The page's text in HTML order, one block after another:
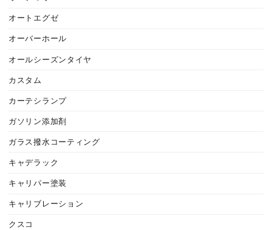
オートエグゼ
オーバーホール
オールシーズンタイヤ
カスタム
カーテシランプ
ガソリン添加剤
ガラス撥水コーティング
キャデラック
キャリパー塗装
キャリブレーション
クスコ